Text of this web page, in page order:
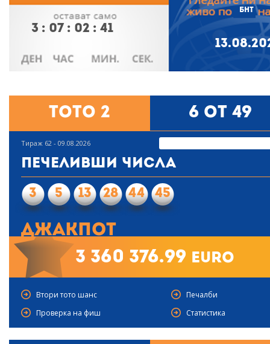
3 : 07 : 02 : 41
БНТ
Тото 2 6 от 49
Тираж 62 - 09.08.2026
Печеливши числа
3 5 13 28 44 45
Джакпот
3 360 376.99 euro
Втори тото шанс
Печалби
Проверка на фиш
Статистика